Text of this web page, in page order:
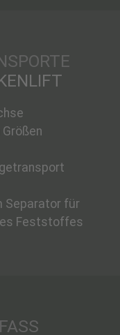
Separator für
Feststoffes